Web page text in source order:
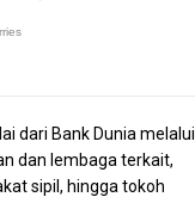
dari Bank Dunia melalui
dan lembaga terkait,
sipil, hingga tokoh